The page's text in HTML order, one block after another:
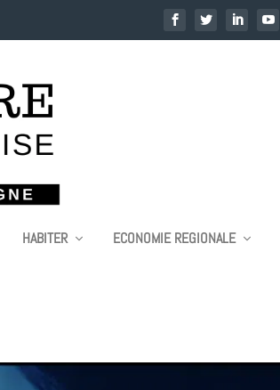
HABITER ECONOMIE REGIONALE